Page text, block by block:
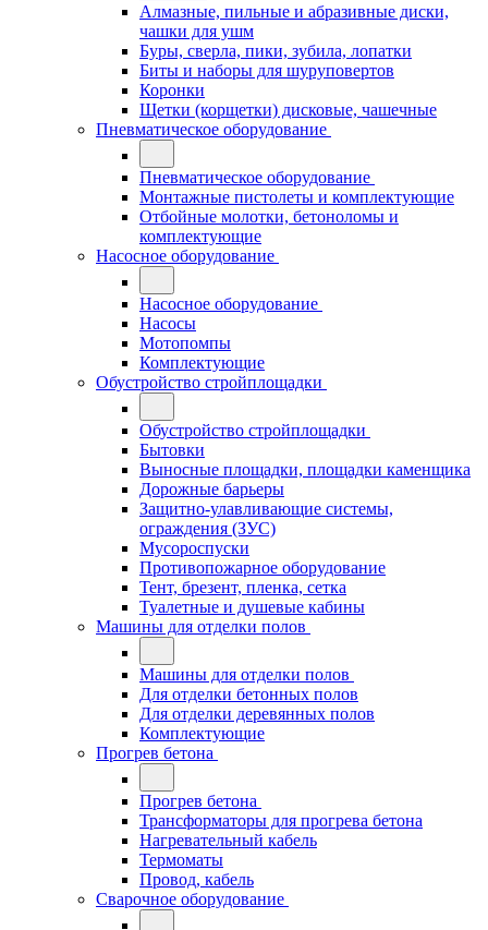
Алмазные, пильные и абразивные диски,
чашки для ушм
Буры, сверла, пики, зубила, лопатки
Биты и наборы для шуруповертов
Коронки
Щетки (корщетки) дисковые, чашечные
Пневматическое оборудование
Пневматическое оборудование
Монтажные пистолеты и комплектующие
Отбойные молотки, бетоноломы и
комплектующие
Насосное оборудование
Насосное оборудование
Насосы
Мотопомпы
Комплектующие
Обустройство стройплощадки
Обустройство стройплощадки
Бытовки
Выносные площадки, площадки каменщика
Дорожные барьеры
Защитно-улавливающие системы,
ограждения (ЗУС)
Мусороспуски
Противопожарное оборудование
Тент, брезент, пленка, сетка
Туалетные и душевые кабины
Машины для отделки полов
Машины для отделки полов
Для отделки бетонных полов
Для отделки деревянных полов
Комплектующие
Прогрев бетона
Прогрев бетона
Трансформаторы для прогрева бетона
Нагревательный кабель
Термоматы
Провод, кабель
Сварочное оборудование